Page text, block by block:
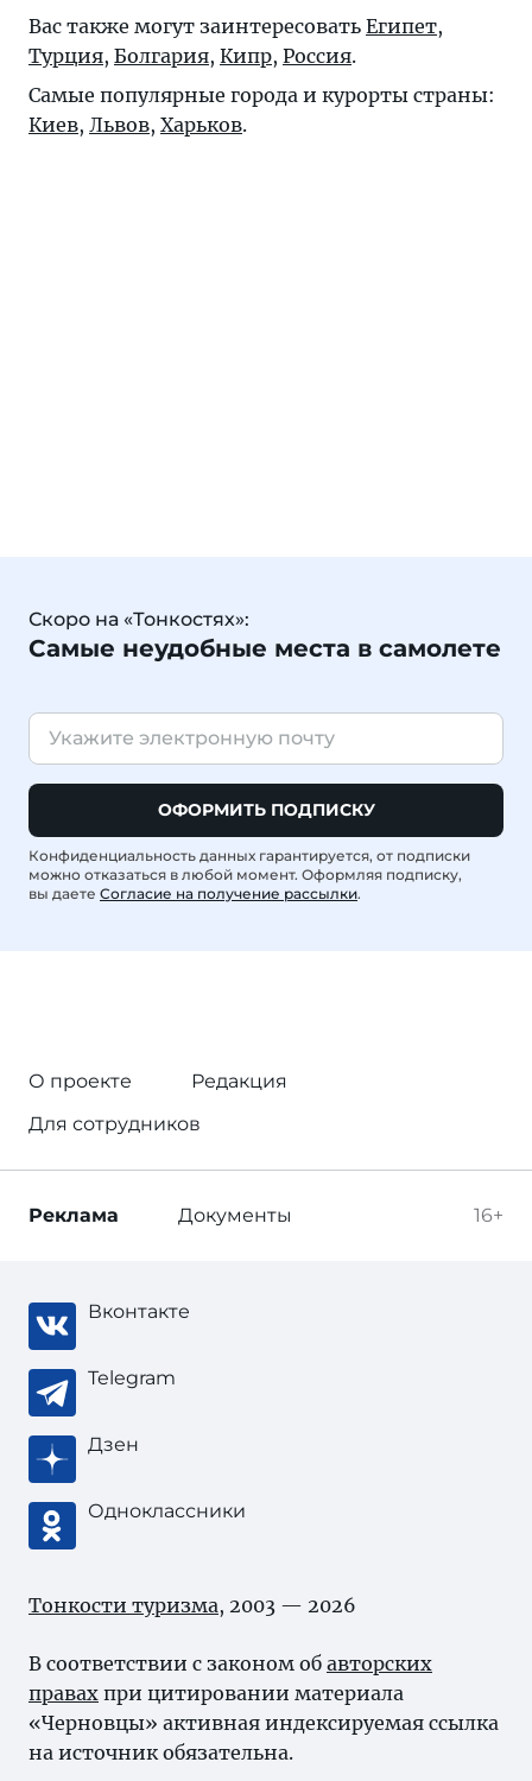
Вас также могут заинтересовать Египет,
Турция, Болгария, Кипр, Россия.
Самые популярные города и курорты страны:
Киев, Львов, Харьков.
Скоро на «Тонкостях»:
Самые неудобные места в самолете
ОФОРМИТЬ ПОДПИСКУ
Конфиденциальность данных гарантируется, от подписки
можно отказаться в любой момент. Оформляя подписку,
вы даете Согласие на получение рассылки.
О проекте
Редакция
Для сотрудников
16+
Реклама Документы
Вконтакте
Telegram
Дзен
Одноклассники
Тонкости туризма, 2003 — 2026
В соответствии с законом об авторских
правах при цитировании материала
«Черновцы» активная индексируемая ссылка
на источник обязательна.